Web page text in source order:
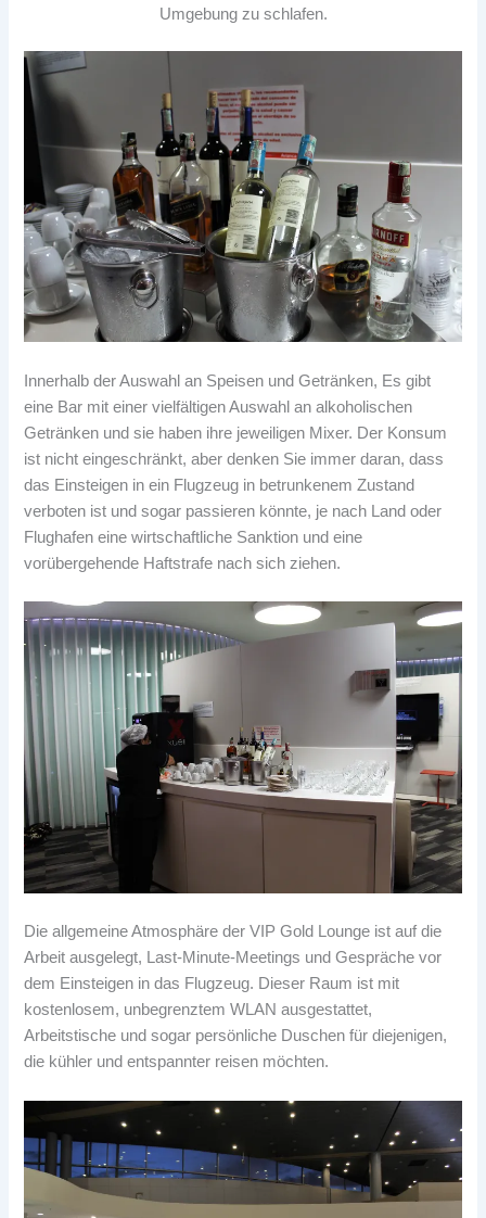
Umgebung zu schlafen.
Innerhalb der Auswahl an Speisen und Getränken, Es gibt
eine Bar mit einer vielfältigen Auswahl an alkoholischen
Getränken und sie haben ihre jeweiligen Mixer. Der Konsum
ist nicht eingeschränkt, aber denken Sie immer daran, dass
das Einsteigen in ein Flugzeug in betrunkenem Zustand
verboten ist und sogar passieren könnte, je nach Land oder
Flughafen eine wirtschaftliche Sanktion und eine
vorübergehende Haftstrafe nach sich ziehen.
Die allgemeine Atmosphäre der VIP Gold Lounge ist auf die
Arbeit ausgelegt, Last-Minute-Meetings und Gespräche vor
dem Einsteigen in das Flugzeug. Dieser Raum ist mit
kostenlosem, unbegrenztem WLAN ausgestattet,
Arbeitstische und sogar persönliche Duschen für diejenigen,
die kühler und entspannter reisen möchten.